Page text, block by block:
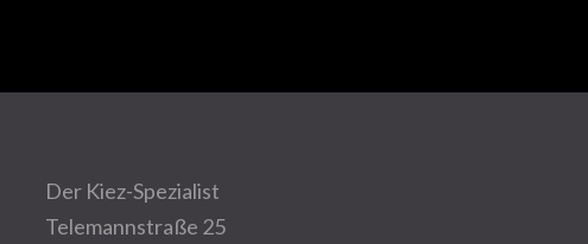
Der Kiez-Spezialist
Telemannstraße 25